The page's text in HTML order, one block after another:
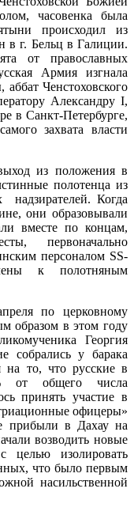
часовенка была
происходил из
в г. Бельц в Галиции.
от православных
Армия изгнала
Ченстоховского
Александру I,
в Санкт-Петербурге,
захвата власти
из положения в
полотенца из
Когда
они образовывали
вместе по концам,
первоначально
персоналом SS-
к полотняным
по церковному
образом в этом году
Георгия
собрались у барака
на то, что русские в
от общего числа
принять участие в
офицеры»
прибыли в Дахау на
возводить новые
целью изолировать
что было первым
насильственной